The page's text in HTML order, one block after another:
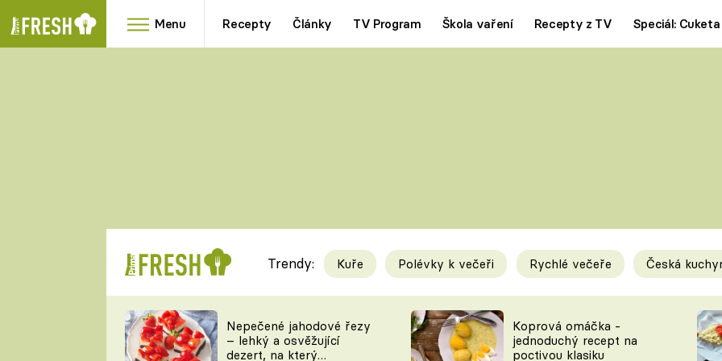
Menu Recepty Články TV Program Škola vaření Recepty z TV Speciál: Cuketa
RYCHLOVKY
Videorecepty
TEĎ VAŘÍ ŠÉF!
Tipy a triky
KAM ZA JÍDLEM
Trendy: Kuře Polévky k večeři Rychlé večeře Česká
Nepečené jahodové řezy
– lehký a osvěžující
dezert, na který
Koprová omáčka -
jednoduchý recept na
poctivou klasiku